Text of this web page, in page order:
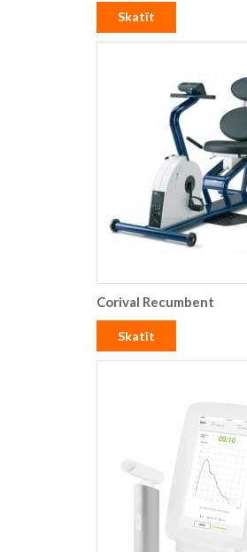
Skatīt
Corival Recumbent
Skatīt